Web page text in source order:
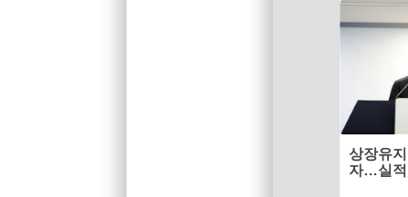
상장유
자…실적